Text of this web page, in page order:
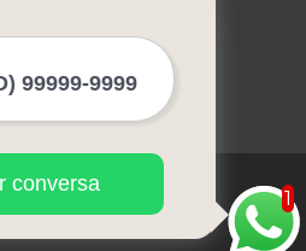
1
conversa